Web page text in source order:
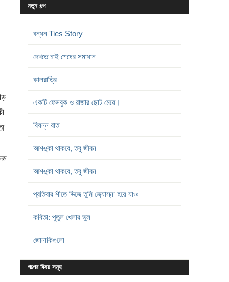
নতুন গল্প
বন্ধন Ties Story
দেখতে চাই শেষের সমাধান
কালরাত্রি
একটি ফেসবুক ও রাজার ছোট মেয়ে।
বিষন্ন রাত
আশঙ্কা থাকবে, তবু জীবন
আশঙ্কা থাকবে, তবু জীবন
প্রতিবার শীতে ভিজে তুমি জ্যোস্না হয়ে যাও
কবিতা: পুতুল খেলার ভুল
জোনাকিগুলো
গল্পের বিষয় সমূহ